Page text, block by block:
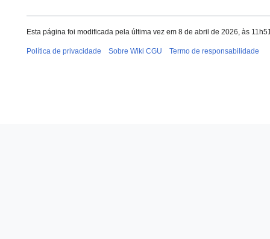
Esta página foi modificada pela última vez em 8 de abril de 2026, às
Política de privacidade Sobre Wiki CGU Termo de responsabilidade